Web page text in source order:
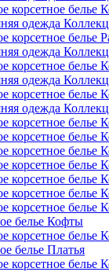
корсетное белье
одежда
корсетное белье
одежда
корсетное белье
одежда
корсетное белье
одежда
корсетное белье
корсетное белье
корсетное белье
корсетное белье
корсетное белье
корсетное белье
корсетное белье
белье Кофты
корсетное белье
белье Платья
корсетное белье